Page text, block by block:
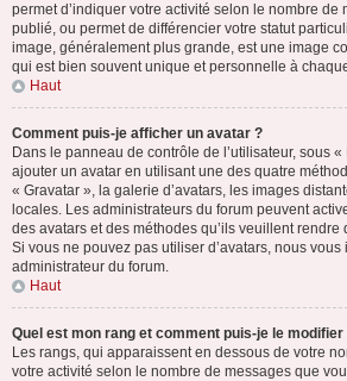
permet d’indiquer votre activité selon le nombre de
publié, ou permet de différencier votre statut
image, généralement plus grande, est une image
qui est bien souvent unique et personnelle à
Haut
Comment puis-je afficher un avatar ?
Dans le panneau de contrôle de l’utilisateur, sous
ajouter un avatar en utilisant une des quatre
« Gravatar », la galerie d’avatars, les images
locales. Les administrateurs du forum peuvent
des avatars et des méthodes qu’ils veuillent
Si vous ne pouvez pas utiliser d’avatars, nous
administrateur du forum.
Haut
Quel est mon rang et comment puis-je le modifier
Les rangs, qui apparaissent en dessous de votre
votre activité selon le nombre de messages que